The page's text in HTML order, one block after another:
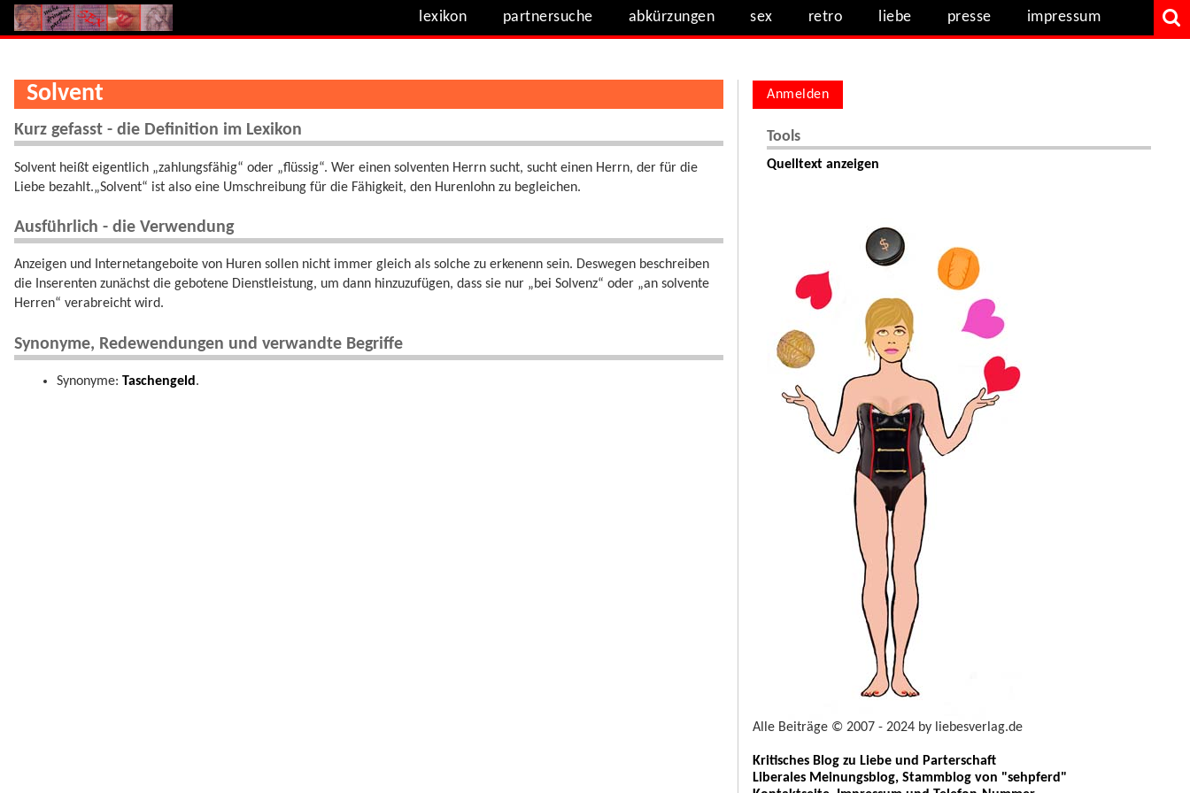
lexikon partnersuche abkürzungen sex retro liebe presse impressum
Solvent
Kurz gefasst - die Definition im Lexikon
Solvent heißt eigentlich „zahlungsfähig“ oder „flüssig“. Wer einen solventen Herrn sucht, sucht einen Herrn, der für die
Liebe bezahlt.„Solvent“ ist also eine Umschreibung für die Fähigkeit, den Hurenlohn zu begleichen.
Ausführlich - die Verwendung
Anzeigen und Internetangeboite von Huren sollen nicht immer gleich als solche zu erkenenn sein. Deswegen beschreiben
die Inserenten zunächst die gebotene Dienstleistung, um dann hinzuzufügen, dass sie nur „bei Solvenz“ oder „an solvente
Herren“ verabreicht wird.
Synonyme, Redewendungen und verwandte Begriffe
Synonyme: Taschengeld .
Anmelden
Tools
Quelltext anzeigen
Alle Beiträge © 2007 - 2024 by liebesverlag.de
Kritisches Blog zu Liebe und Parterschaft
Liberales Meinungsblog, Stammblog von "sehpferd"